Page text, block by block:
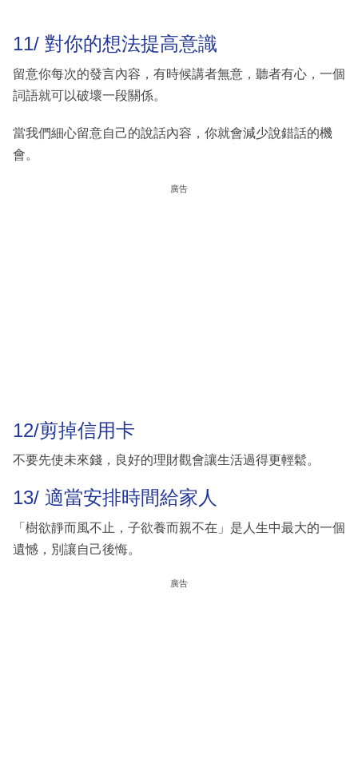
11/ 對你的想法提高意識
留意你每次的發言內容，有時候講者無意，聽者有心，一個
詞語就可以破壞一段關係。
當我們細心留意自己的說話內容，你就會減少說錯話的機
會。
廣告
12/剪掉信用卡
不要先使未來錢，良好的理財觀會讓生活過得更輕鬆。
13/ 適當安排時間給家人
「樹欲靜而風不止，子欲養而親不在」是人生中最大的一個
遺憾，別讓自己後悔。
廣告